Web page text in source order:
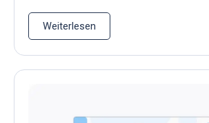
Weiterlesen